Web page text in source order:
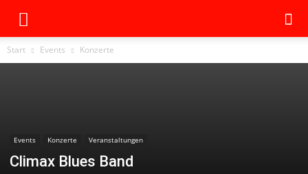
Start Events Konzerte
Events Konzerte Veranstaltungen
Climax Blues Band